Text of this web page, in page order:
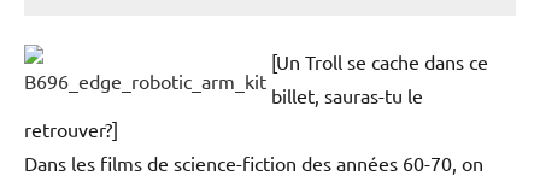
[Un Troll se cache dans ce
billet, sauras-tu le
retrouver?]
Dans les films de science-fiction des années 60-70, on